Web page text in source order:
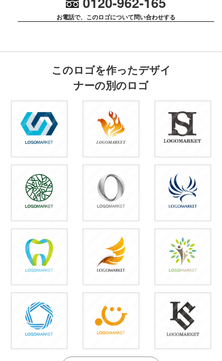
お電話で、このロゴについて問い合わせする
このロゴを作ったデザイ
ナーの別のロゴ